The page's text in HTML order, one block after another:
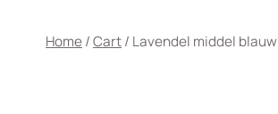
Home/Cart/ Lavendel middel blauw